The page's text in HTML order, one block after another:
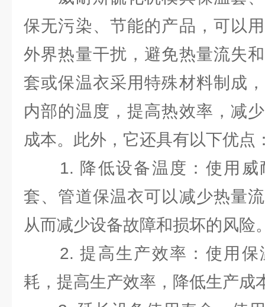
保无污染、节能的产品，可以
外界热量干扰，避免热量流失
套或保温衣采用特殊材料制成
内部的温度，提高热效率，减
成本。此外，它还具有以下优点
1. 降低设备温度：使用威
套、管道保温衣可以减少热量
从而减少设备故障和损坏的风险
2. 提高生产效率：使用保
耗，提高生产效率，降低生产成